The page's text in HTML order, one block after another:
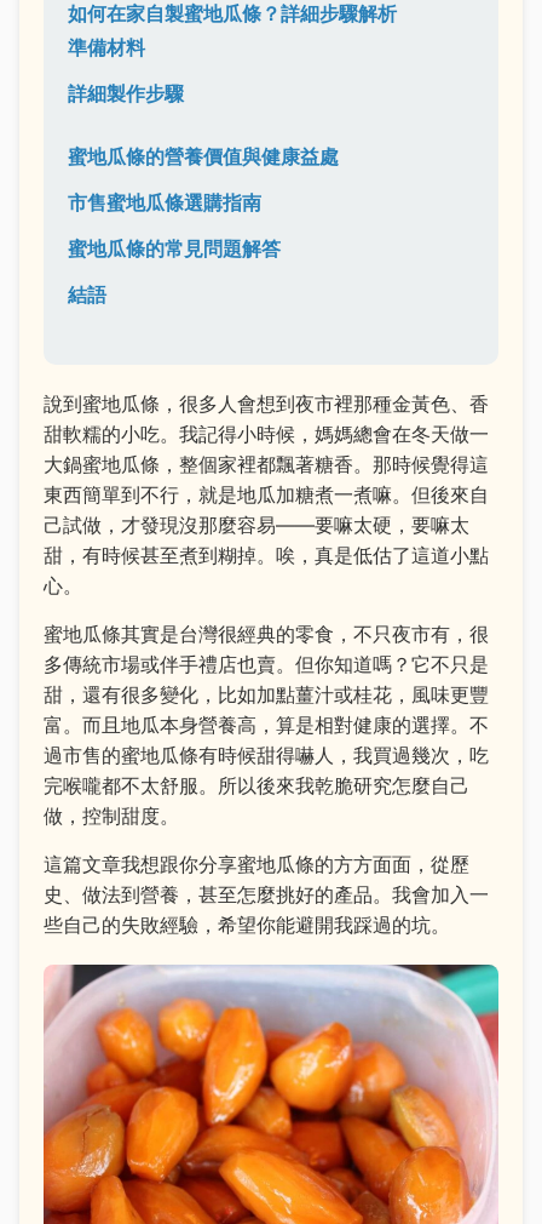
如何在家自製蜜地瓜條？詳細步驟解析
準備材料
詳細製作步驟
蜜地瓜條的營養價值與健康益處
市售蜜地瓜條選購指南
蜜地瓜條的常見問題解答
結語
說到蜜地瓜條，很多人會想到夜市裡那種金黃色、香
甜軟糯的小吃。我記得小時候，媽媽總會在冬天做一
大鍋蜜地瓜條，整個家裡都飄著糖香。那時候覺得這
東西簡單到不行，就是地瓜加糖煮一煮嘛。但後來自
己試做，才發現沒那麼容易——要嘛太硬，要嘛太
甜，有時候甚至煮到糊掉。唉，真是低估了這道小點
心。
蜜地瓜條其實是台灣很經典的零食，不只夜市有，很
多傳統市場或伴手禮店也賣。但你知道嗎？它不只是
甜，還有很多變化，比如加點薑汁或桂花，風味更豐
富。而且地瓜本身營養高，算是相對健康的選擇。不
過市售的蜜地瓜條有時候甜得嚇人，我買過幾次，吃
完喉嚨都不太舒服。所以後來我乾脆研究怎麼自己
做，控制甜度。
這篇文章我想跟你分享蜜地瓜條的方方面面，從歷
史、做法到營養，甚至怎麼挑好的產品。我會加入一
些自己的失敗經驗，希望你能避開我踩過的坑。